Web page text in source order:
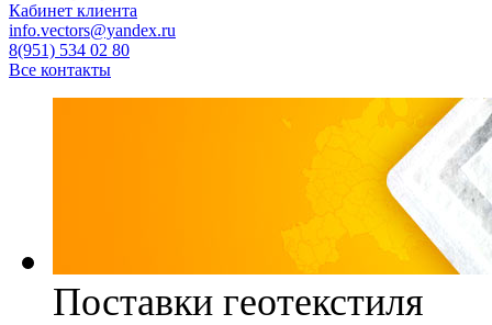
Кабинет клиента
info.vectors@yandex.ru
8(951) 534 02 80
Все контакты
Поставки геотекстиля